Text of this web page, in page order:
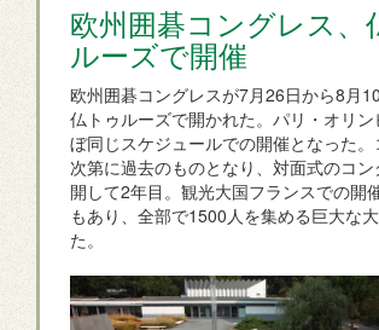
欧州囲碁コングレス、
ルーズで開催
欧州囲碁コングレスが7月26日から8月
仏トゥルーズで開かれた。パリ・オリン
ぼ同じスケジュールでの開催となった。
次第に過去のものとなり、対面式のコ
開して2年目。観光大国フランスでの開
もあり、全部で1500人を集める巨大な
た。